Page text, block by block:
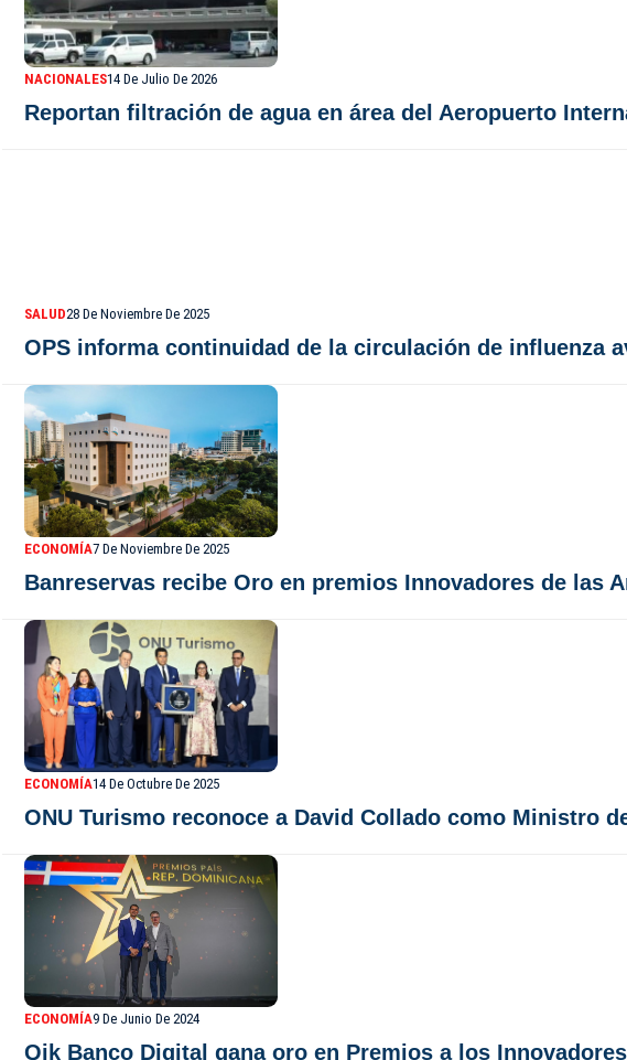
NACIONALES14 De Julio De 2026
Reportan filtración de agua en área del Aeropuerto
SALUD28 De Noviembre De 2025
OPS informa continuidad de la circulación de influenza
ECONOMÍA7 De Noviembre De 2025
Banreservas recibe Oro en premios Innovadores de las
ECONOMÍA14 De Octubre De 2025
ONU Turismo reconoce a David Collado como Ministro
ECONOMÍA9 De Junio De 2024
Qik Banco Digital gana oro en Premios a los